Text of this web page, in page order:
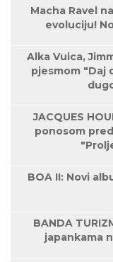
Macha Ravel
evoluciju!
Alka Vuica,
pjesmom "Daj
JACQUES
ponosom
BOA II: Novi
BANDA
japankama